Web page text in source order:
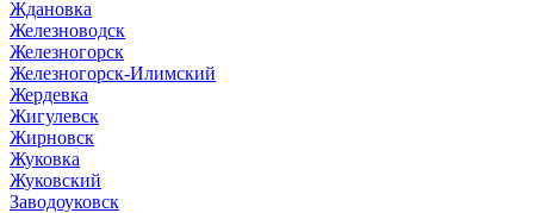
Ждановка
Железноводск
Железногорск
Железногорск-Илимский
Жердевка
Жигулевск
Жирновск
Жуковка
Жуковский
Заводоуковск